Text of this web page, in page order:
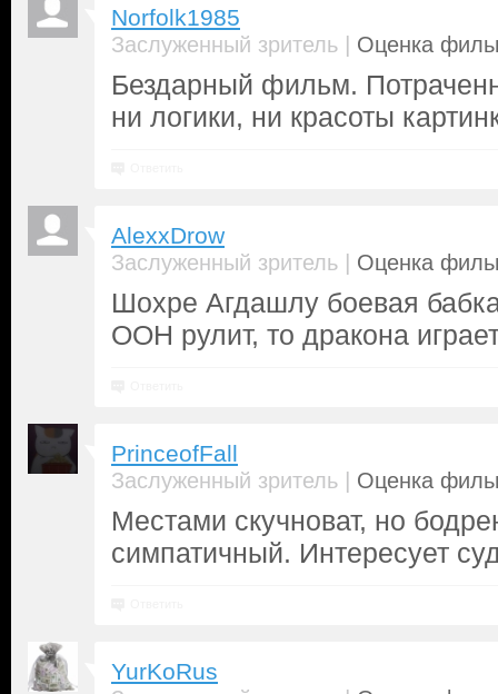
Norfolk1985
Заслуженный зритель | Оценка
Бездарный фильм.
ни логики, ни красоты
AlexxDrow
Заслуженный зритель | Оценка
Шохре Агдашлу боевая
ООН рулит, то дракона
PrinceofFall
Заслуженный зритель | Оценка
Местами скучноват, но
симпатичный. Интересует
YurKoRus